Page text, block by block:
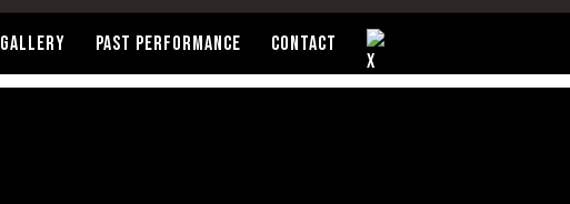
GALLERY PAST PERFORMANCE CONTACT